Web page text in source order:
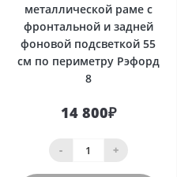
металлической раме с
фронтальной и задней
фоновой подсветкой 55
см по периметру Рэфорд
8
14 800₽
- +